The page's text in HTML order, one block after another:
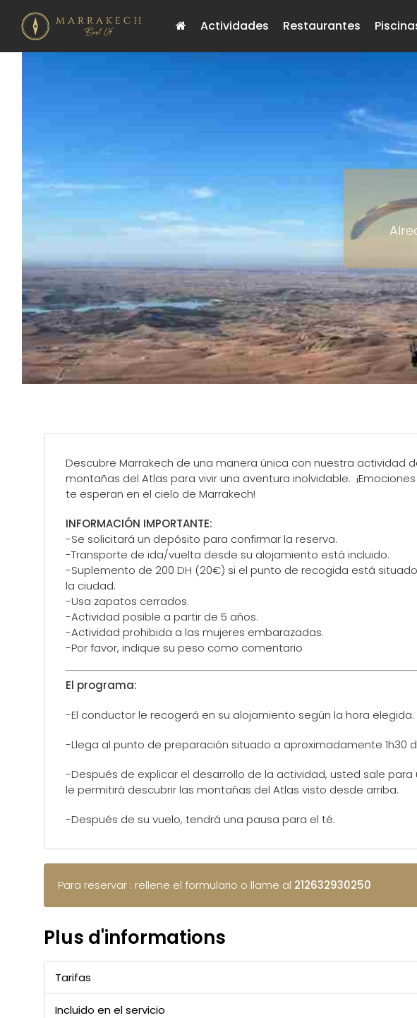
Actividades Restaurantes
Descubre Marrakech de una manera única con nuestra actividad
montañas del Atlas para vivir una aventura inolvidable.
te esperan en el cielo de Marrakech!
INFORMACIÓN IMPORTANTE:
-Se solicitará un depósito para confirmar la reserva.
-Transporte de ida/vuelta desde su alojamiento está incluido.
-Suplemento de 200 DH (20€) si el punto de recogida está
la ciudad.
-Usa zapatos cerrados.
-Actividad posible a partir de 5 años.
-Actividad prohibida a las mujeres embarazadas.
-Por favor, indique su peso como comentario
El programa:
-El conductor le recogerá en su alojamiento según la hora elegida.
-Llega al punto de preparación situado a aproximadamente 1h30
-Después de explicar el desarrollo de la actividad, usted sale para
le permitirá descubrir las montañas del Atlas visto desde arriba.
-Después de su vuelo, tendrá una pausa para el té.
Para reservar : rellene el formulario o llame al 212632930250
Plus d'informations
Tarifas
Incluido en el servicio